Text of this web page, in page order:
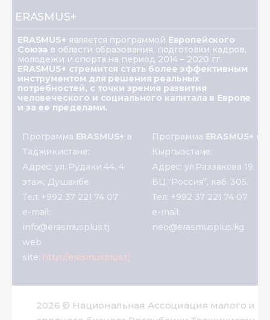
ERASMUS+
ERASMUS+ является программой Европейского
Союза в области образования, подготовки кадров,
молодежи и спорта на период 2014 – 2020 гг.
ERASMUS+ стремится стать более эффективным
инструментом для решения реальных
потребностей, с точки зрения развития
человеческого и социального капитала в Европе
и за ее пределами.
Программа ERASMUS+ в
Таджикистане:
Адрес: ул. Рудаки 44, 4
этаж, Душанбе.
Тел: +992 37 221 74 07
e-mail:
info@erasmusplus.tj
web
site: http://erasmusplus.tj
Программа ERASMUS+ в
Кыргызстане:
Адрес: ул.Раззакова 19,
БЦ “Россия”, каб. 305.
Тел: +992 37 221 74 07
e-mail:
neo@erasmusplus.kg
2026 © Национальная Ассоциация малого и